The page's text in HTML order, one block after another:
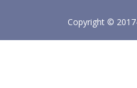
Copyright ©